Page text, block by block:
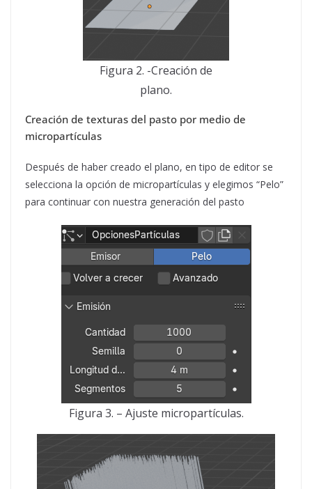
Figura 2. -Creación de
plano.
Creación de texturas del pasto por medio de
micropartículas
Después de haber creado el plano, en tipo de editor se
selecciona la opción de micropartículas y elegimos “Pelo”
para continuar con nuestra generación del pasto
Figura 3. – Ajuste micropartículas.